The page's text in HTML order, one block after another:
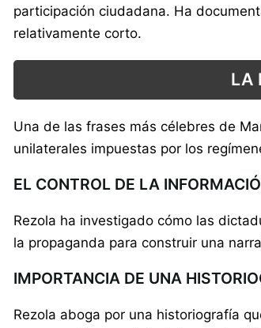
participación ciudadana. Ha
relativamente corto.
LA
Una de las frases más célebres de
unilaterales impuestas por los
EL CONTROL DE LA
Rezola ha investigado cómo las
la propaganda para construir una
IMPORTANCIA DE UNA
Rezola aboga por una historiografía